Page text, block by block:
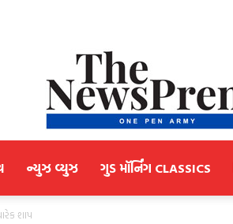
ન્યુઝ વ્યુઝ ગુડ મૉર્નિંગ CLASSICS
શાપ